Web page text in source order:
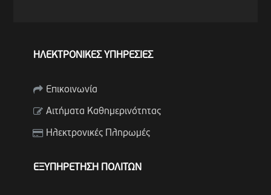
ΗΛΕΚΤΡΟΝΙΚΕΣ ΥΠΗΡΕΣΙΕΣ
Επικοινωνία
Αιτήματα Καθημερινότητας
Ηλεκτρονικές Πληρωμές
ΕΞΥΠΗΡΕΤΗΣΗ ΠΟΛΙΤΩΝ